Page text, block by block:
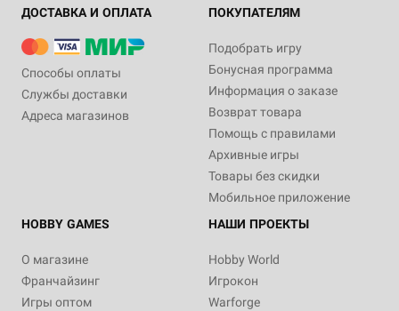
ДОСТАВКА И ОПЛАТА
Способы оплаты
Службы доставки
Адреса магазинов
ПОКУПАТЕЛЯМ
Подобрать игру
Бонусная программа
Информация о заказе
Возврат товара
Помощь с правилами
Архивные игры
Товары без скидки
Мобильное приложение
HOBBY GAMES
О магазине
Франчайзинг
Игры оптом
НАШИ ПРОЕКТЫ
Hobby World
Игрокон
Warforge